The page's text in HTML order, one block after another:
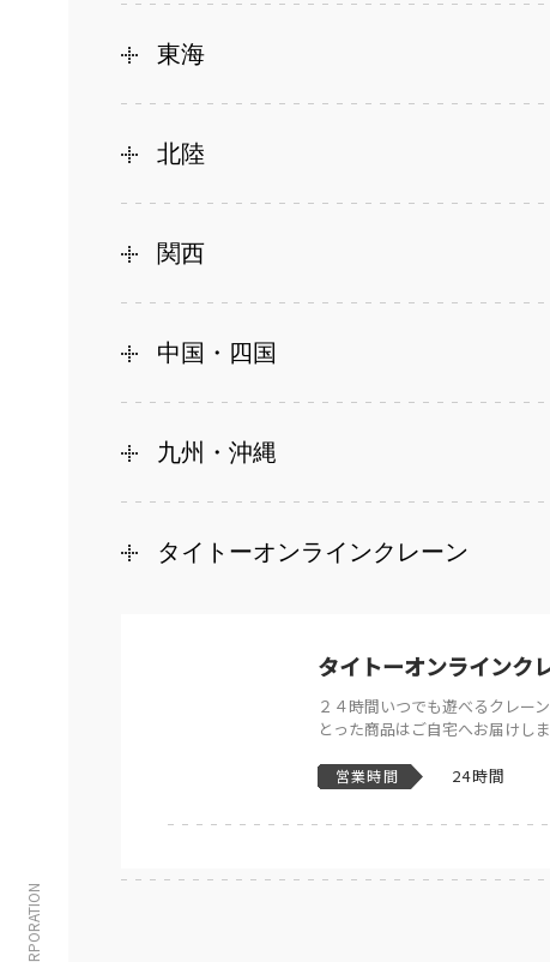
東海
北陸
関西
中国・四国
九州・沖縄
タイトーオンラインクレーン
タイトーオンラインク
２４時間いつでも遊べるクレー
とった商品はご自宅へお届けしま
営業時間 24時間